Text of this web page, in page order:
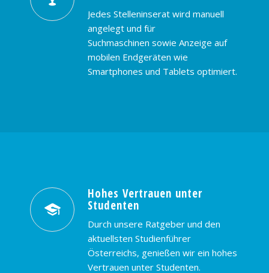
Jedes Stelleninserat wird manuell
angelegt und für
Suchmaschinen sowie Anzeige auf
mobilen Endgeräten wie
Smartphones und Tablets optimiert.
Hohes Vertrauen unter
Studenten
Durch unsere Ratgeber und den
aktuellsten Studienführer
Österreichs, genießen wir ein hohes
Vertrauen unter Studenten.